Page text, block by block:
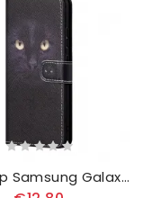
Θήκη Flip Samsung Galaxy A13 5G με κορδονι Μαύρα Γατίσια Μάτια Με Λουράκι